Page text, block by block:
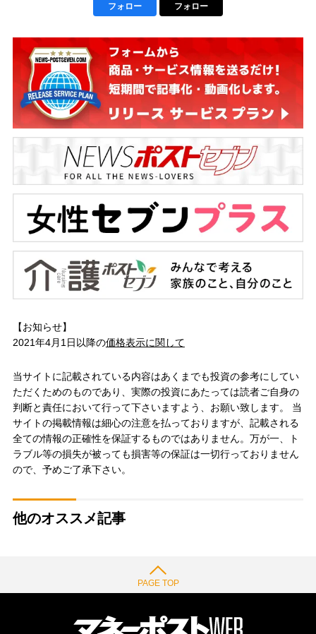
フォロー フォロー
【お知らせ】
2021年4月1日以降の価格表示に関して
当サイトに記載されている内容はあくまでも投資の参考にしてい
ただくためのものであり、実際の投資にあたっては読者ご自身の
判断と責任において行って下さいますよう、お願い致します。 当
サイトの掲載情報は細心の注意を払っておりますが、記載される
全ての情報の正確性を保証するものではありません。万が一、ト
ラブル等の損失が被っても損害等の保証は一切行っておりません
ので、予めご了承下さい。
他のオススメ記事
PAGE TOP